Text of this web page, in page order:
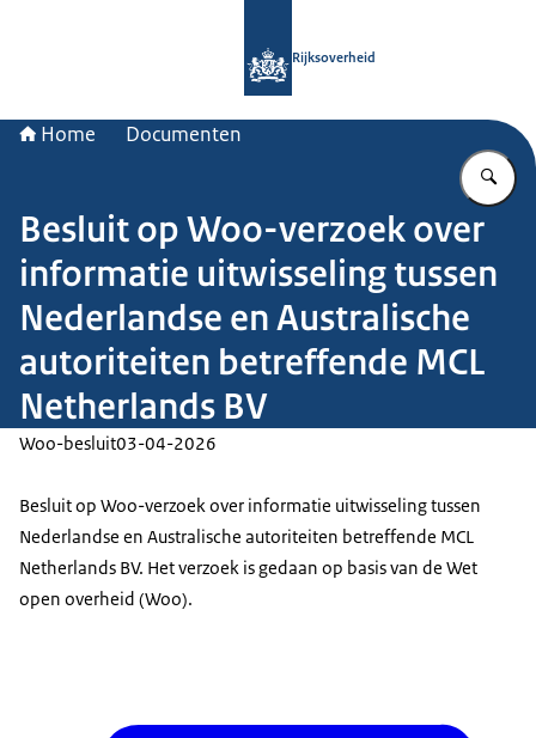
Rijksoverheid
Home Documenten
Besluit op Woo-verzoek over
informatie uitwisseling tussen
Nederlandse en Australische
autoriteiten betreffende MCL
Netherlands BV
Woo-besluit03-04-2026
Besluit op Woo-verzoek over informatie uitwisseling tussen
Nederlandse en Australische autoriteiten betreffende MCL
Netherlands BV. Het verzoek is gedaan op basis van de Wet
open overheid (Woo).